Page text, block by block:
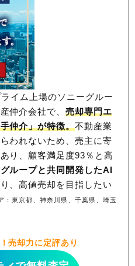
イム上場のソニーグルー
仲介会社で、売却専門エ
仲介」が特徴。不動産業
われないため、売主に寄
り、顧客満足度93％と高
ループと共同開発したAI
、高値売却を目指したい
：東京都、神奈川県、千葉県、埼玉
売却力に定評あり